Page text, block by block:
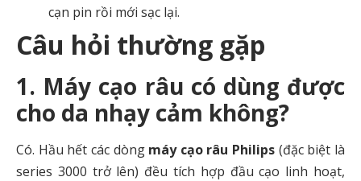
cạn pin rồi mới sạc lại.
Câu hỏi thường gặp
1. Máy cạo râu có dùng được
cho da nhạy cảm không?
Có. Hầu hết các dòng máy cạo râu Philips (đặc biệt là
series 3000 trở lên) đều tích hợp đầu cạo linh hoạt,